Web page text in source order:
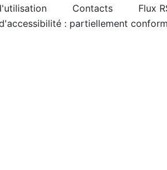
Contacts
Flux
: partiellement